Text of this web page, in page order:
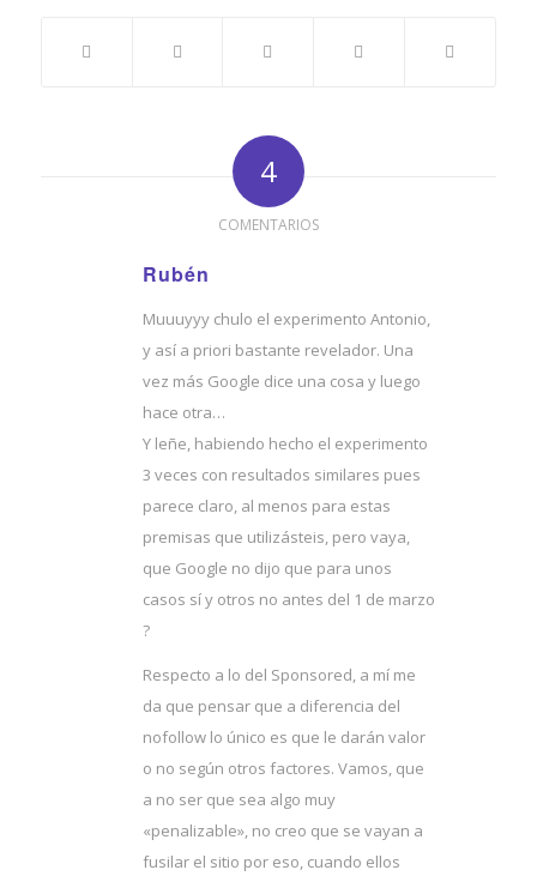
4
COMENTARIOS
Rubén
Muuuyyy chulo el experimento Antonio,
y así a priori bastante revelador. Una
vez más Google dice una cosa y luego
hace otra…
Y leñe, habiendo hecho el experimento
3 veces con resultados similares pues
parece claro, al menos para estas
premisas que utilizásteis, pero vaya,
que Google no dijo que para unos
casos sí y otros no antes del 1 de marzo
?
Respecto a lo del Sponsored, a mí me
da que pensar que a diferencia del
nofollow lo único es que le darán valor
o no según otros factores. Vamos, que
a no ser que sea algo muy
«penalizable», no creo que se vayan a
fusilar el sitio por eso, cuando ellos